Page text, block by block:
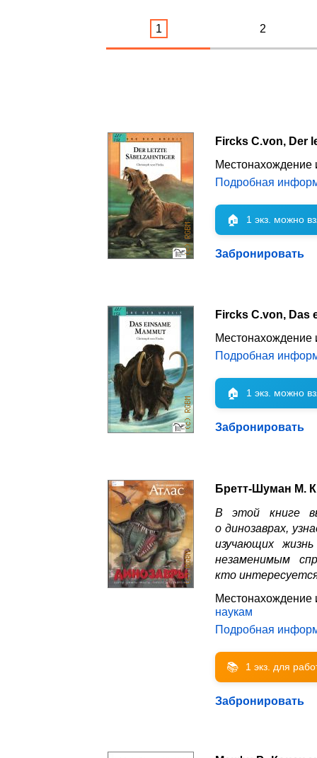
1 2
Fircks C.von, Der
Местонахождение
Подробная
🏠 1 экз. можно
Забронировать
Fircks C.von, Das
Местонахождение
Подробная
🏠 1 экз. можно
Забронировать
Бретт-Шуман М.
В этой книге
о динозаврах,
изучающих
незаменимым
кто
Местонахождение
наукам
Подробная
📚 1 экз. для
Забронировать